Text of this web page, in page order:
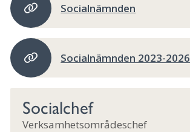
Socialnämnden
Socialnämnden 2023-2026
Socialchef
Verksamhetsområdeschef